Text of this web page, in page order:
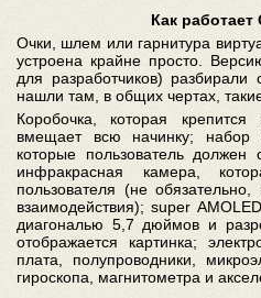
Как
Очки, шлем или гарнитура
устроена крайне просто.
для разработчиков)
нашли там, в общих чертах,
Коробочка, которая
вмещает всю начинку; набор
которые пользователь должен
инфракрасная камера,
пользователя (не
взаимодействия); super
диагональю 5,7 дюймов и
отображается картинка;
плата, полупроводники,
гироскопа, магнитометра и